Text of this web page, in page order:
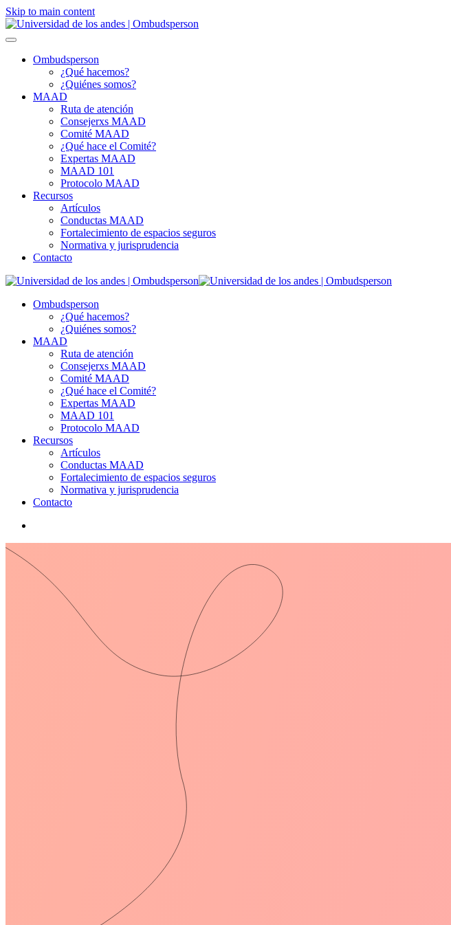
Skip to main content
Ombudsperson
¿Qué hacemos?
¿Quiénes somos?
MAAD
Ruta de atención
Consejerxs MAAD
Comité MAAD
¿Qué hace el Comité?
Expertas MAAD
MAAD 101
Protocolo MAAD
Recursos
Artículos
Conductas MAAD
Fortalecimiento de espacios seguros
Normativa y jurisprudencia
Contacto
Ombudsperson
¿Qué hacemos?
¿Quiénes somos?
MAAD
Ruta de atención
Consejerxs MAAD
Comité MAAD
¿Qué hace el Comité?
Expertas MAAD
MAAD 101
Protocolo MAAD
Recursos
Artículos
Conductas MAAD
Fortalecimiento de espacios seguros
Normativa y jurisprudencia
Contacto